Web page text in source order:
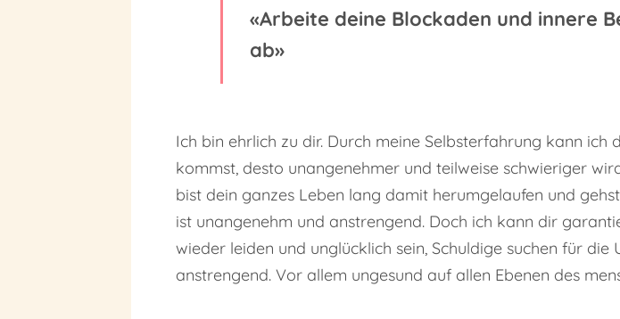
«Arbeite deine Blockaden und innere
ab»
Ich bin ehrlich zu dir. Durch meine Selbsterfahrung kann
kommst, desto unangenehmer und teilweise schwieriger
bist dein ganzes Leben lang damit herumgelaufen und
ist unangenehm und anstrengend. Doch ich kann dir
wieder leiden und unglücklich sein, Schuldige suchen für
anstrengend. Vor allem ungesund auf allen Ebenen des